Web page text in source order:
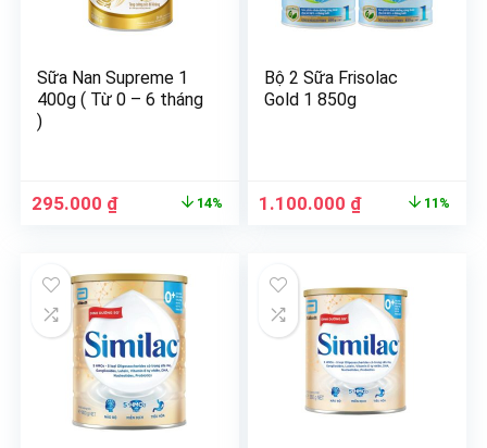
Sữa Nan Supreme 1
400g ( Từ 0 – 6 tháng
)
295.000 ₫ 14%
Bộ 2 Sữa Frisolac
Gold 1 850g
1.100.000 ₫ 11%